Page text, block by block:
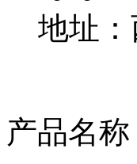
地址
产品名称